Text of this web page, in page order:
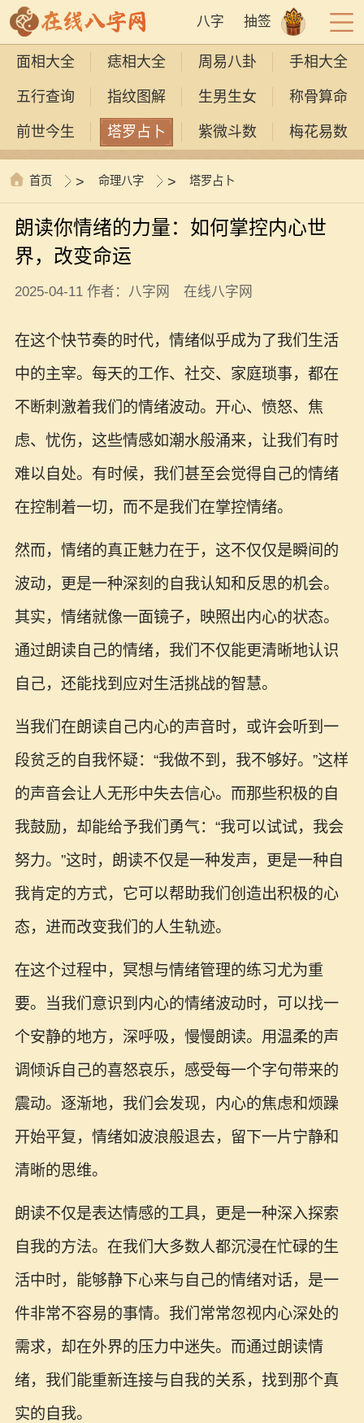
八字 抽签
面相大全 痣相大全 周易八卦 手相大全
五行查询 指纹图解 生男生女 称骨算命
前世今生 塔罗占卜 紫微斗数 梅花易数
首页 > 命理八字 > 塔罗占卜
朗读你情绪的力量：如何掌控内心世
界，改变命运
2025-04-11 作者：八字网 在线八字网
在这个快节奏的时代，情绪似乎成为了我们生活
中的主宰。每天的工作、社交、家庭琐事，都在
不断刺激着我们的情绪波动。开心、愤怒、焦
虑、忧伤，这些情感如潮水般涌来，让我们有时
难以自处。有时候，我们甚至会觉得自己的情绪
在控制着一切，而不是我们在掌控情绪。
然而，情绪的真正魅力在于，这不仅仅是瞬间的
波动，更是一种深刻的自我认知和反思的机会。
其实，情绪就像一面镜子，映照出内心的状态。
通过朗读自己的情绪，我们不仅能更清晰地认识
自己，还能找到应对生活挑战的智慧。
当我们在朗读自己内心的声音时，或许会听到一
段贫乏的自我怀疑：“我做不到，我不够好。”这样
的声音会让人无形中失去信心。而那些积极的自
我鼓励，却能给予我们勇气：“我可以试试，我会
努力。”这时，朗读不仅是一种发声，更是一种自
我肯定的方式，它可以帮助我们创造出积极的心
态，进而改变我们的人生轨迹。
在这个过程中，冥想与情绪管理的练习尤为重
要。当我们意识到内心的情绪波动时，可以找一
个安静的地方，深呼吸，慢慢朗读。用温柔的声
调倾诉自己的喜怒哀乐，感受每一个字句带来的
震动。逐渐地，我们会发现，内心的焦虑和烦躁
开始平复，情绪如波浪般退去，留下一片宁静和
清晰的思维。
朗读不仅是表达情感的工具，更是一种深入探索
自我的方法。在我们大多数人都沉浸在忙碌的生
活中时，能够静下心来与自己的情绪对话，是一
件非常不容易的事情。我们常常忽视内心深处的
需求，却在外界的压力中迷失。而通过朗读情
绪，我们能重新连接与自我的关系，找到那个真
实的自我。